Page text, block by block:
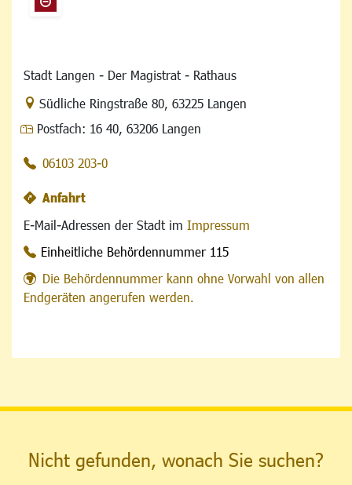
Stadt Langen - Der Magistrat - Rathaus
Link zur Google-Maps Navigation
Südliche Ringstraße 80, 63225 Langen
Postfach: 16 40, 63206 Langen
06103 203-0
Anfahrt
E-Mail-Adressen der Stadt im Impressum
Einheitliche Behördennummer 115
Die Behördennummer kann ohne Vorwahl von allen
Endgeräten angerufen werden.
Nicht gefunden, wonach Sie suchen?